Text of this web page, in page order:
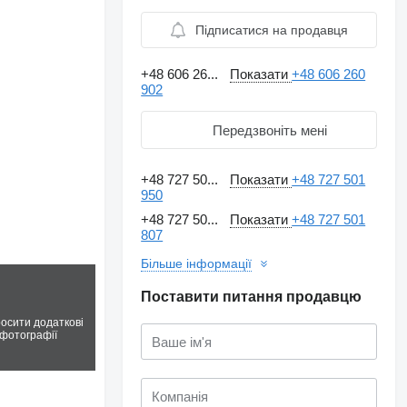
додаткові
фотографії
Підписатися на продавця
+48 606 26... Показати+48 606 260
902
Передзвоніть мені
+48 727 50... Показати+48 727 501
950
+48 727 50...
Показати+48 727 501
807
Більше інформації
Поставити питання продавцю